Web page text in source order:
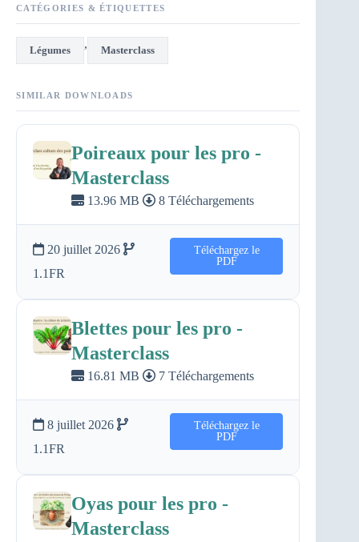
CATÉGORIES & ÉTIQUETTES
Légumes , Masterclass
SIMILAR DOWNLOADS
Poireaux pour les pro -
Masterclass
13.96 MB 8 Téléchargements
20 juillet 2026
1.1FR
Téléchargez le
PDF
Blettes pour les pro -
Masterclass
16.81 MB 7 Téléchargements
8 juillet 2026
1.1FR
Téléchargez le
PDF
Oyas pour les pro -
Masterclass